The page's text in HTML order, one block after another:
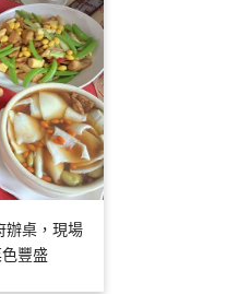
辦桌，現場
豐盛